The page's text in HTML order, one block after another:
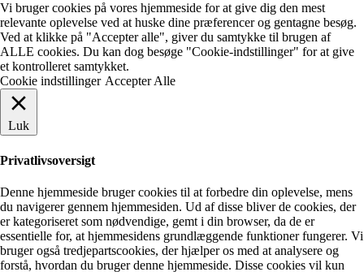
Vi bruger cookies på vores hjemmeside for at give dig den mest
relevante oplevelse ved at huske dine præferencer og gentagne besøg.
Ved at klikke på "Accepter alle", giver du samtykke til brugen af ​​
ALLE cookies. Du kan dog besøge "Cookie-indstillinger" for at give
et kontrolleret samtykket.
Cookie indstillinger Accepter Alle
Luk
Privatlivsoversigt
Denne hjemmeside bruger cookies til at forbedre din oplevelse, mens
du navigerer gennem hjemmesiden. Ud af disse bliver de cookies, der
er kategoriseret som nødvendige, gemt i din browser, da de er
essentielle for, at hjemmesidens grundlæggende funktioner fungerer. Vi
bruger også tredjepartscookies, der hjælper os med at analysere og
forstå, hvordan du bruger denne hjemmeside. Disse cookies vil kun